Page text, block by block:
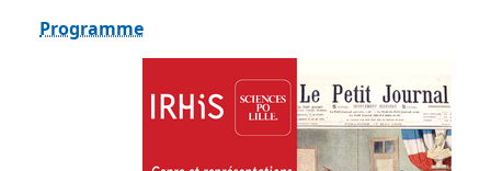
Programme